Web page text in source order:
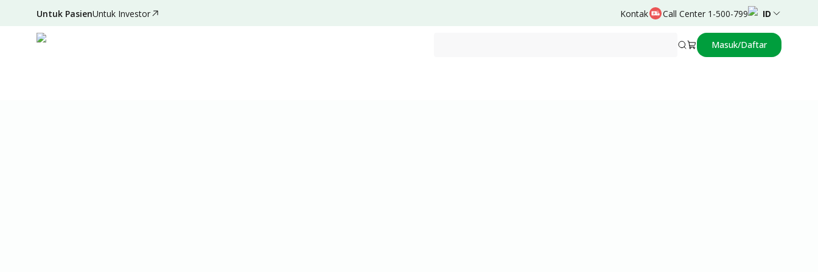
Untuk PasienUntuk Investor Kontak Call Center 1-500-799 ID
Masuk/Daftar